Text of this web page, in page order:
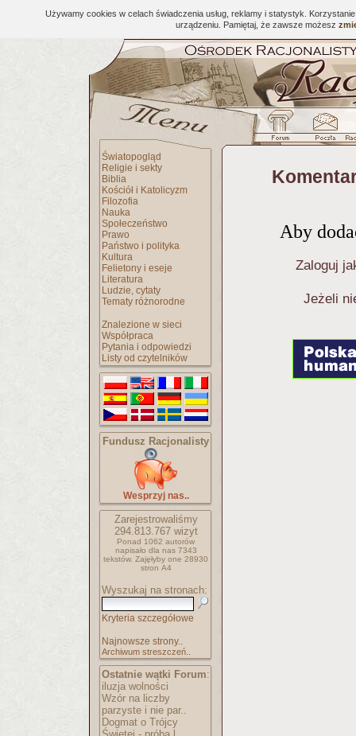
Używamy cookies w celach świadczenia usług, reklamy i statystyk.
urządzeniu. Pamiętaj, że zawsze możesz
Światopogląd
Religie i sekty
Biblia
Kościół i Katolicyzm
Filozofia
Nauka
Społeczeństwo
Prawo
Państwo i polityka
Kultura
Felietony i eseje
Literatura
Ludzie, cytaty
Tematy różnorodne
Znalezione w sieci
Współpraca
Pytania i odpowiedzi
Listy od czytelników
Fundusz Racjonalisty
Wesprzyj nas..
Zarejestrowaliśmy
294.813.767wizyt
Ponad 1062 autorów
napisało dla nas 7343
tekstów. Zajęłyby one 28930
stron A4
Wyszukaj na stronach:
Kryteria szczegółowe
Najnowsze strony..
Archiwum streszczeń..
Ostatnie wątki Forum:
iluzja wolności
Wzór na liczby
parzyste i nie par..
Dogmat o Trójcy
Aby
Zaloguj
Jeżeli